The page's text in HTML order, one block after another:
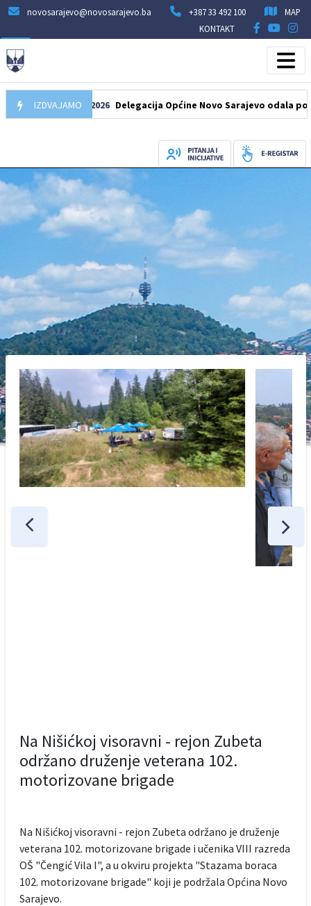
novosarajevo@novosarajevo.ba +387 33 492 100
MAP
KONTAKT
IZDVAJAMO
07.08.2026 Delegacija Općine Novo Sarajevo odala počast
Na Nišićkoj visoravni - rejon Zubeta
održano druženje veterana 102.
motorizovane brigade
Na Nišićkoj visoravni - rejon Zubeta održano je druženje
veterana 102. motorizovane brigade i učenika VIII razreda
OŠ "Čengić Vila I", a u okviru projekta "Stazama boraca
102. motorizovane brigade" koji je podržala Općina Novo
Sarajevo.